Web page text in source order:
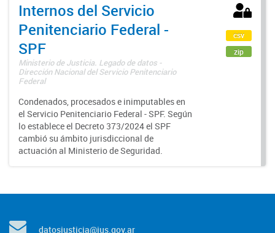
Internos del Servicio
Penitenciario Federal -
SPF
Ministerio de Justicia. Legado de datos -
Dirección Nacional del Servicio Penitenciario
Federal
Condenados, procesados e inimputables en
el Servicio Penitenciario Federal - SPF. Según
lo establece el Decreto 373/2024 el SPF
cambió su ámbito jurisdiccional de
actuación al Ministerio de Seguridad.
csv
zip
datosjusticia@jus.gov.ar